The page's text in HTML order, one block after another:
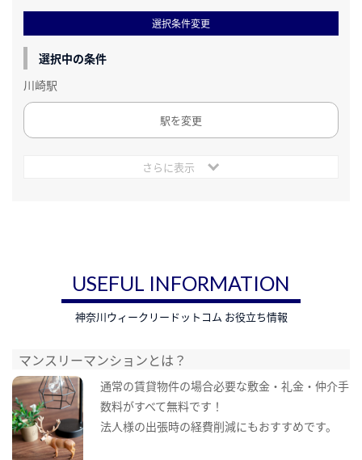
選択条件変更
選択中の条件
川崎駅
駅を変更
さらに表示
USEFUL INFORMATION
神奈川ウィークリードットコム お役立ち情報
マンスリーマンションとは？
通常の賃貸物件の場合必要な敷金・礼金・仲介手
数料がすべて無料です！
法人様の出張時の経費削減にもおすすめです。